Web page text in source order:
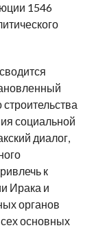
1546
строительства
социальной
диалог,
к
Ирака и
органов
основных